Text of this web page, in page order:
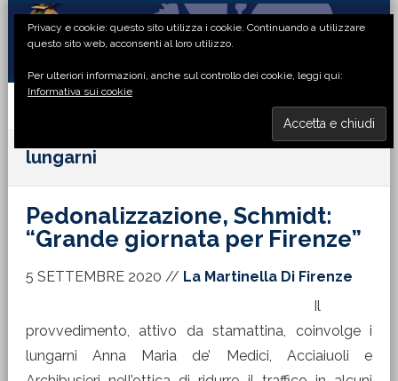
Passa
primaria
Passa
principale
Passa
laterale
Passa
di
lungarni
Pedonalizzazione, Schmidt:
“Grande giornata per Firenze”
5 SETTEMBRE 2020 // La Martinella Di Firenze
Il
provvedimento, attivo da stamattina, coinvolge i
lungarni Anna Maria de’ Medici, Acciaiuoli e
Privacy e cookie: questo sito utilizza i cookie. Continuando a utilizzare
questo sito web, acconsenti al loro utilizzo.
Per ulteriori informazioni, anche sul controllo dei cookie, leggi qui:
Informativa sui cookie